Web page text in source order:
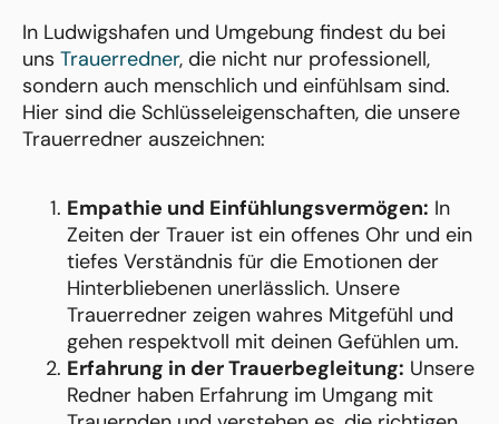
In Ludwigshafen und Umgebung findest du bei
uns Trauerredner, die nicht nur professionell,
sondern auch menschlich und einfühlsam sind.
Hier sind die Schlüsseleigenschaften, die unsere
Trauerredner auszeichnen:
Empathie und Einfühlungsvermögen: In
Zeiten der Trauer ist ein offenes Ohr und ein
tiefes Verständnis für die Emotionen der
Hinterbliebenen unerlässlich. Unsere
Trauerredner zeigen wahres Mitgefühl und
gehen respektvoll mit deinen Gefühlen um.
Erfahrung in der Trauerbegleitung: Unsere
Redner haben Erfahrung im Umgang mit